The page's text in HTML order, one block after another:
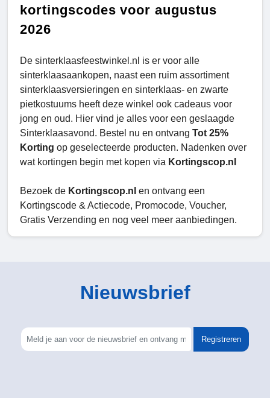
kortingscodes voor augustus
2026
De sinterklaasfeestwinkel.nl is er voor alle
sinterklaasaankopen, naast een ruim assortiment
sinterklaasversieringen en sinterklaas- en zwarte
pietkostuums heeft deze winkel ook cadeaus voor
jong en oud. Hier vind je alles voor een geslaagde
Sinterklaasavond. Bestel nu en ontvang Tot 25%
Korting op geselecteerde producten. Nadenken over
wat kortingen begin met kopen via Kortingscop.nl
Bezoek de Kortingscop.nl en ontvang een
Kortingscode & Actiecode, Promocode, Voucher,
Gratis Verzending en nog veel meer aanbiedingen.
Nieuwsbrief
Registreren